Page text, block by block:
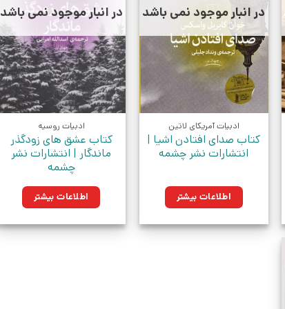
در انبار موجود نمی باشد
ادبیات آمریکای لاتین
کتاب صدای افتادن اشیا |
انتشارات نشر چشمه
اطلاعات بیشتر
در انبار موجود نمی باشد
ادبیات روسیه
کتاب عشق های زودگذر
ماندگار | انتشارات نشر
چشمه
اطلاعات بیشتر